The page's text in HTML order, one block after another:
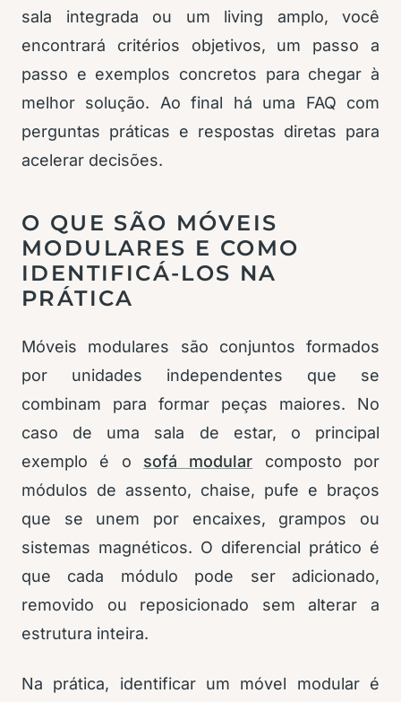
sala integrada ou um living amplo, você
encontrará critérios objetivos, um passo a
passo e exemplos concretos para chegar à
melhor solução. Ao final há uma FAQ com
perguntas práticas e respostas diretas para
acelerar decisões.
O QUE SÃO MÓVEIS
MODULARES E COMO
IDENTIFICÁ-LOS NA
PRÁTICA
Móveis modulares são conjuntos formados
por unidades independentes que se
combinam para formar peças maiores. No
caso de uma sala de estar, o principal
exemplo é o sofá modular composto por
módulos de assento, chaise, pufe e braços
que se unem por encaixes, grampos ou
sistemas magnéticos. O diferencial prático é
que cada módulo pode ser adicionado,
removido ou reposicionado sem alterar a
estrutura inteira.
Na prática, identificar um móvel modular é